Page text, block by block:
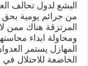
البشع لدول تحالف
من جرائم يومية بحق
المرتزقة هناك ممن
ومحاولة ابداء
المهازل يستمر
الخاضعة للاحتلال في